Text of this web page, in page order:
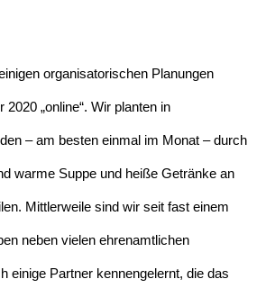
organisatorischen Planungen
„online“. Wir planten in
– am besten einmal im Monat – durch
warme Suppe und heiße Getränke an
Mittlerweile sind wir seit fast einem
neben vielen ehrenamtlichen
einige Partner kennengelernt, die das